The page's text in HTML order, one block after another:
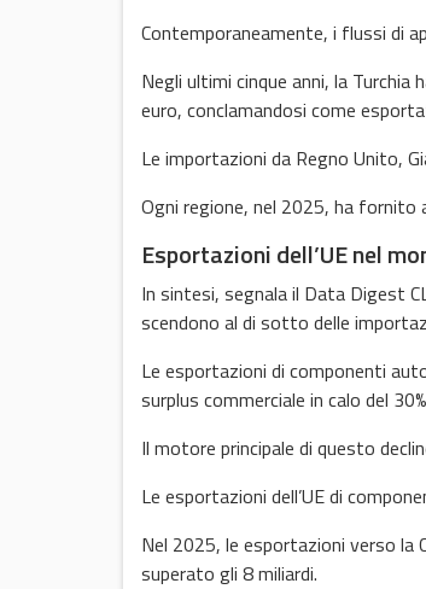
Contemporaneamente, i flussi di
Negli ultimi cinque anni, la Turchia
euro, conclamandosi come
Le importazioni da Regno Unito,
Ogni regione, nel 2025, ha fornito
Esportazioni dell’UE nel
In sintesi, segnala il Data Digest
scendono al di sotto delle
Le esportazioni di componenti
surplus commerciale in calo del
Il motore principale di questo
Le esportazioni dell’UE di
Nel 2025, le esportazioni verso la
superato gli 8 miliardi.